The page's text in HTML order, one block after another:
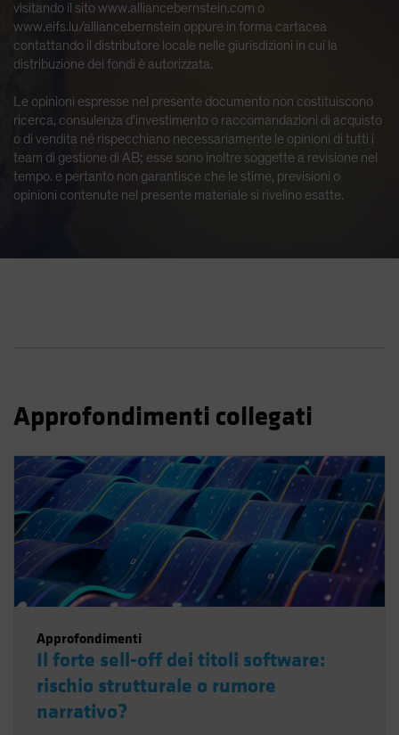
visitando il sito www.alliancebernstein.com o
www.eifs.lu/alliancebernstein oppure in forma cartacea
contattando il distributore locale nelle giurisdizioni in cui la
distribuzione dei fondi è autorizzata.
Le opinioni espresse nel presente documento non costituiscono
ricerca, consulenza d'investimento o raccomandazioni di acquisto
o di vendita né rispecchiano necessariamente le opinioni di tutti i
team di gestione di AB; esse sono inoltre soggette a revisione nel
tempo. e pertanto non garantisce che le stime, previsioni o
opinioni contenute nel presente materiale si rivelino esatte.
Approfondimenti collegati
Approfondimenti
Il forte sell-off dei titoli software:
rischio strutturale o rumore
narrativo?